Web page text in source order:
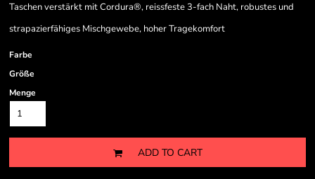
Taschen verstärkt mit Cordura®, reissfeste 3-fach Naht, robustes und
strapazierfähiges Mischgewebe, hoher Tragekomfort
Farbe
Größe
Menge
ADD TO CART